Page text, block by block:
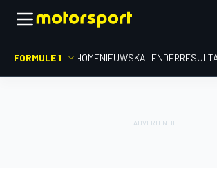
FORMULE 1 HOMENIEUWSKALENDER